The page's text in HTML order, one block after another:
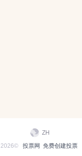
2026© 投票网 免费创建投票
ZH